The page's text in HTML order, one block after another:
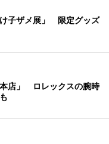
子ザメ展」 限定グッズ
店」 ロレックスの腕時